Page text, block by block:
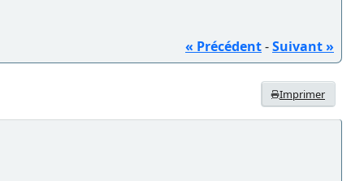
« Précédent-Suivant »
Imprimer